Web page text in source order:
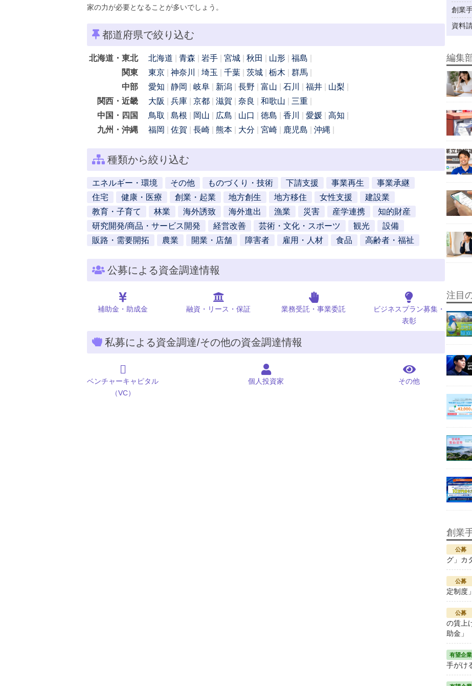
家の力が必要となることが多いでしょう。
都道府県で絞り込む
北海道・東北 北海道 青森 岩手 宮城 秋田 山形
福島
関東
東京 神奈川 埼玉 千葉 茨城 栃木
群馬
中部
愛知 静岡 岐阜 新潟 長野 富山 石川 福井
山梨
関西・近畿
大阪 兵庫 京都 滋賀 奈良 和歌山
三重
中国・四国
鳥取 島根 岡山 広島 山口 徳島 香川 愛媛
高知
九州・沖縄
福岡 佐賀 長崎 熊本 大分 宮崎 鹿児島 沖縄
種類から絞り込む
エネルギー・環境 その他 ものづくり・技術 下請支援 事業再生
事業承継
住宅
健康・医療 創業・起業 地方創生 地方移住 女性支援
建設業
教育・子育て
林業 海外誘致 海外進出 漁業 災害 産学連携
知的財産
研究開発/商品・サービス開発
経営改善 芸術・文化・スポーツ 観光
設備
販路・需要開拓
農業 開業・店舗 障害者 雇用・人材 食品 高齢者・福祉
公募による資金調達情報
補助金・助成金 融資・リース・保証 業務受託・事業委託
ビジネスプラン募集・
表彰
私募による資金調達/その他の資金調達情報
ベンチャーキャピタル
（VC）
個人投資家 その他
創業
資料
編集
注目
創業
グ」カ
定制度
の賃上
助金」
手がけ